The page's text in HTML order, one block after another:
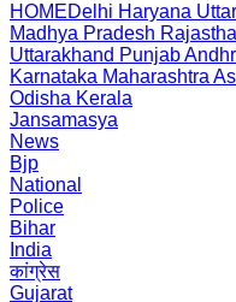
HOMEDelhi Haryana
Madhya Pradesh
Uttarakhand Punjab
Karnataka Maharashtra
Odisha Kerala
Jansamasya
News
Bjp
National
Police
Bihar
India
कांग्रेस
Gujarat